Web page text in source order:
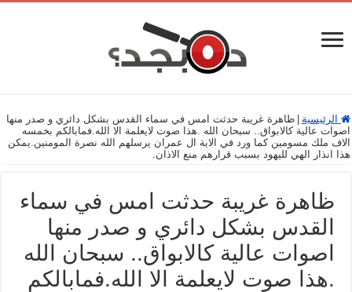
الرئيسية
ظاهرة غريبة حدثت امس في سماء القدس بشكل دائري و صدر منها
اصوات عالية كالابواق.. سبحان الله .هذا صوت لايعلمة الا الله.فمابالكم بخمسه
الاف ملك مسومين كما ورد في الاية ال عمران يرسلهم الله نصرة المومنين.يمكن
هذا انذار الهي لليهود بسبب قرارهم منع الاذان.
ظاهرة غريبة حدثت امس في سماء
القدس بشكل دائري و صدر منها
اصوات عالية كالابواق.. سبحان الله
.هذا صوت لايعلمة الا الله.فمابالكم